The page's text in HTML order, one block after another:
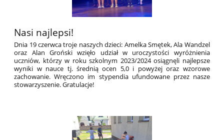
Nasi najlepsi!
Dnia 19 czerwca troje naszych dzieci: Amelka Smętek, Ala Wandzel
oraz Alan Groński wzięło udział w uroczystości wyróżnienia
uczniów, którzy w roku szkolnym 2023/2024 osiągnęli najlepsze
wyniki w nauce tj. średnią ocen 5,0 i powyżej oraz wzorowe
zachowanie. Wręczono im stypendia ufundowane przez nasze
stowarzyszenie. Gratulacje!